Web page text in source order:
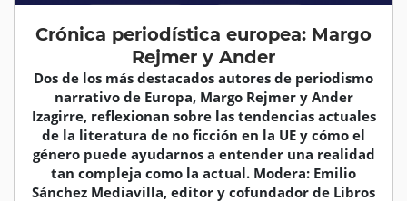
Crónica periodística europea: Margo
Rejmer y Ander
Dos de los más destacados autores de periodismo
narrativo de Europa, Margo Rejmer y Ander
Izagirre, reflexionan sobre las tendencias actuales
de la literatura de no ficción en la UE y cómo el
género puede ayudarnos a entender una realidad
tan compleja como la actual. Modera: Emilio
Sánchez Mediavilla, editor y cofundador de Libros